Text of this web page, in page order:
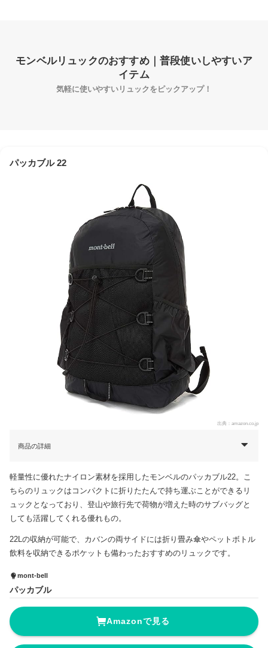
モンベルリュックのおすすめ｜普段使いしやすいア
イテム
気軽に使いやすいリュックをピックアップ！
パッカブル 22
出典： amazon.co.jp
商品の詳細
軽量性に優れたナイロン素材を採用したモンベルのパッカブル22。こ
ちらのリュックはコンパクトに折りたたんで持ち運ぶことができるリ
ュックとなっており、登山や旅行先で荷物が増えた時のサブバッグと
しても活躍してくれる優れもの。
22Lの収納が可能で、カバンの両サイドには折り畳み傘やペットボトル
飲料を収納できるポケットも備わったおすすめのリュックです。
mont-bell
パッカブル
Amazonで見る